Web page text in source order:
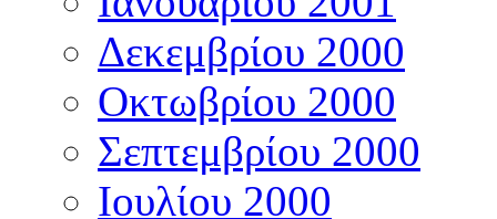
Δεκεμβρίου 2000
Οκτωβρίου 2000
Σεπτεμβρίου 2000
Ιουλίου 2000